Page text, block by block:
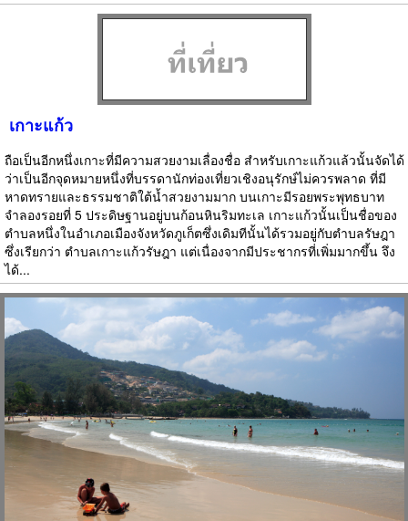
เกาะแก้ว
ถือเป็นอีกหนึ่งเกาะที่มีความสวยงามเลื่องชื่อ สำหรับเกาะแก้วแล้วนั้นจัดได้
ว่าเป็นอีกจุดหมายหนึ่งที่บรรดานักท่องเที่ยวเชิงอนุรักษ์ไม่ควรพลาด ที่มี
หาดทรายและธรรมชาติใต้น้ำสวยงามมาก บนเกาะมีรอยพระพุทธบาท
จำลองรอยที่ 5 ประดิษฐานอยู่บนก้อนหินริมทะเล เกาะแก้วนั้นเป็นชื่อของ
ตำบลหนึ่งในอำเภอเมืองจังหวัดภูเก็ตซึ่งเดิมทีนั้นได้รวมอยู่กับตำบลรัษฎา
ซึ่งเรียกว่า ตำบลเกาะแก้วรัษฎา แต่เนื่องจากมีประชากรที่เพิ่มมากขึ้น จึง
ได้...